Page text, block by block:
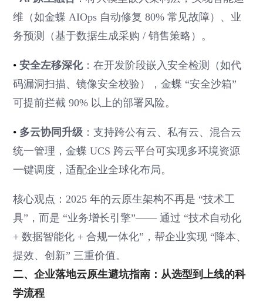
维（如金蝶 AIOps 自动修复 80% 常见故障）、业
务预测（基于数据生成采购 / 销售策略）。
•安全左移深化：在开发阶段嵌入安全检测（如代
码漏洞扫描、镜像安全校验），金蝶 “安全沙箱”
可提前拦截 90% 以上的部署风险。
• 多云协同升级 ：支持跨公有云、私有云、混合云
统一管理，金蝶 UCS 跨云平台可实现多环境资源
一键调度，适配企业全球化布局。
核心观点：2025 年的云原生架构不再是 “技术工
具”，而是 “业务增长引擎”—— 通过 “技术自动化
+ 数据智能化 + 合规一体化”，帮企业实现 “降本、
提效、创新” 三重价值。
二、企业落地云原生避坑指南：从选型到上线的科
学流程